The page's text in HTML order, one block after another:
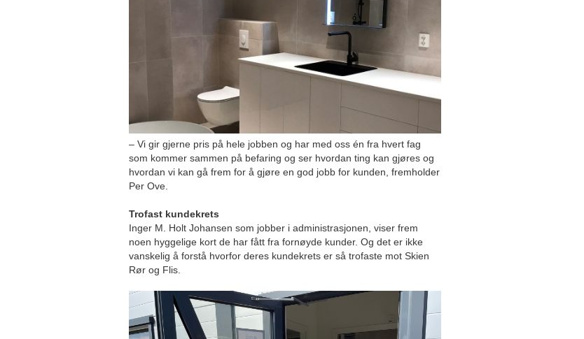
– Vi gir gjerne pris på hele jobben og har med oss én fra hvert fag
som kommer sammen på befaring og ser hvordan ting kan gjøres og
hvordan vi kan gå frem for å gjøre en god jobb for kunden, fremholder
Per Ove.
Trofast kundekrets
Inger M. Holt Johansen som jobber i administrasjonen, viser frem
noen hyggelige kort de har fått fra fornøyde kunder. Og det er ikke
vanskelig å forstå hvorfor deres kundekrets er så trofaste mot Skien
Rør og Flis.